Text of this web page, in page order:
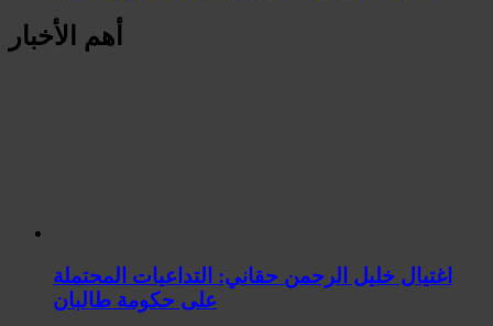
أهم الأخبار
اغتيال خليل الرحمن حقاني: التداعيات المحتملة
على حكومة طالبان